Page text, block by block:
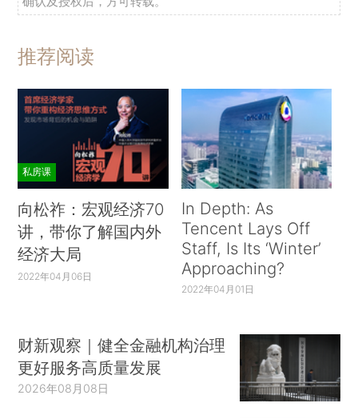
推荐阅读
私房课
向松祚：宏观经济70
讲，带你了解国内外
经济大局
2022年04月06日
In Depth: As
Tencent Lays Off
Staff, Is Its ‘Winter’
Approaching?
2022年04月01日
财新观察｜健全金融机构治理
更好服务高质量发展
2026年08月08日